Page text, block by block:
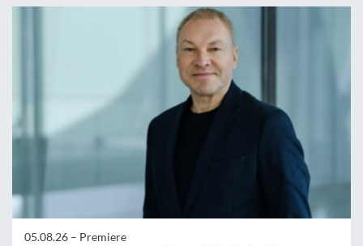
05.08.26 – Premiere